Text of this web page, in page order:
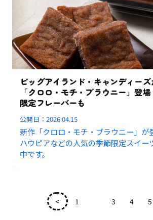
ビッグアイランド・キャンディー
「クロロ・モチ・ブラウニー」登
限定フレーバーも
公開日：2026.04.15
新作「クロロ・モチ・ブラウニー」が
ハウピアなどの人気の季節限定スイー
中です。
< 1 3 4 5